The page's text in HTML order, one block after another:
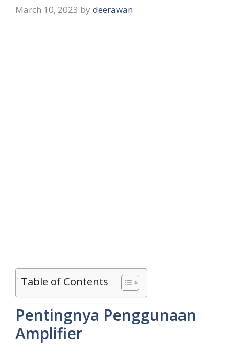
March 10, 2023 by deerawan
Table of Contents
Pentingnya Penggunaan
Amplifier